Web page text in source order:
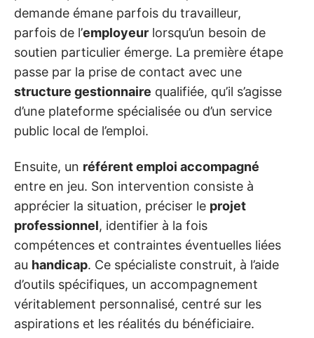
demande émane parfois du travailleur,
parfois de l’employeur lorsqu’un besoin de
soutien particulier émerge. La première étape
passe par la prise de contact avec une
structure gestionnaire qualifiée, qu’il s’agisse
d’une plateforme spécialisée ou d’un service
public local de l’emploi.
Ensuite, un référent emploi accompagné
entre en jeu. Son intervention consiste à
apprécier la situation, préciser le projet
professionnel, identifier à la fois
compétences et contraintes éventuelles liées
au handicap. Ce spécialiste construit, à l’aide
d’outils spécifiques, un accompagnement
véritablement personnalisé, centré sur les
aspirations et les réalités du bénéficiaire.